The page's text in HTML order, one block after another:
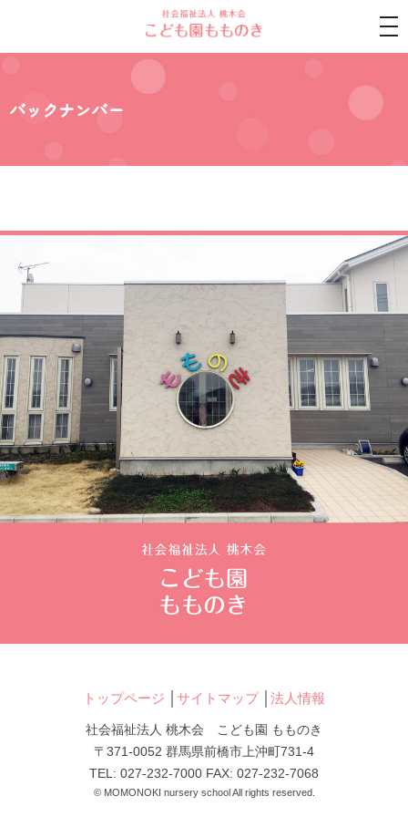
バックナンバー
トップページ サイトマップ│ 法人情報
社会福祉法人 桃木会 こども園 もものき
〒371-0052 群馬県前橋市上沖町731-4
TEL: 027-232-7000 FAX: 027-232-7068
© MOMONOKI nursery school All rights reserved.